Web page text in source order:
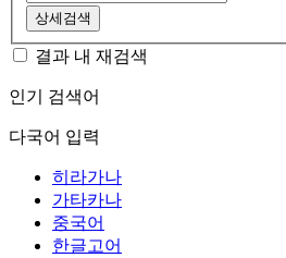
상세검색
결과 내 재검색
인기 검색어
다국어 입력
히라가나
가타카나
중국어
한글고어